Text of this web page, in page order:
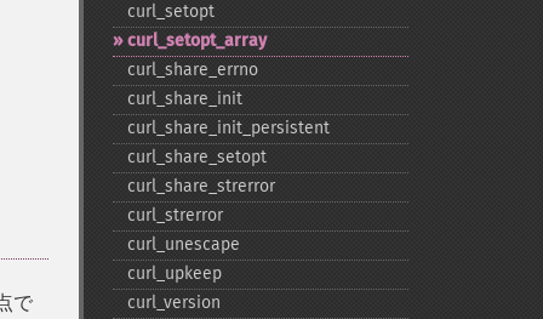
で
curl_​setopt
curl_​setopt_​array
curl_​share_​errno
curl_​share_​init
curl_​share_​init_​persistent
curl_​share_​setopt
curl_​share_​strerror
curl_​strerror
curl_​unescape
curl_​upkeep
curl_​version